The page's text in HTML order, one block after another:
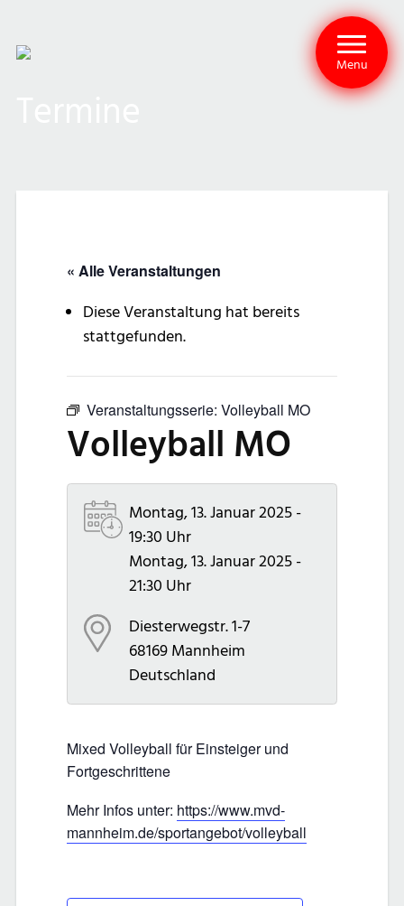
Menu
« Alle Veranstaltungen
Diese Veranstaltung hat bereits
stattgefunden.
Veranstaltungsserie: Volleyball MO
Volleyball MO
Montag, 13. Januar 2025 -
19:30 Uhr
Montag, 13. Januar 2025 -
21:30 Uhr
Diesterwegstr. 1-7
68169 Mannheim
Deutschland
Mixed Volleyball für Einsteiger und
Fortgeschrittene
Mehr Infos unter: https://www.mvd-
mannheim.de/sportangebot/volleyball